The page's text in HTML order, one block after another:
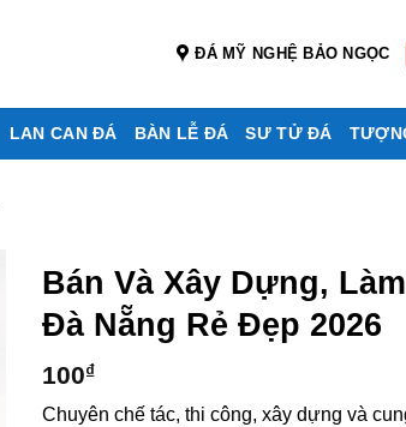
ĐÁ MỸ NGHỆ BẢO NGỌC
LAN CAN ĐÁ BÀN LỄ ĐÁ SƯ TỬ ĐÁ
Bán Và Xây Dựng, Làm
Đà Nẵng Rẻ Đẹp 2026
100₫
Chuyên chế tác, thi công, xây dựng và